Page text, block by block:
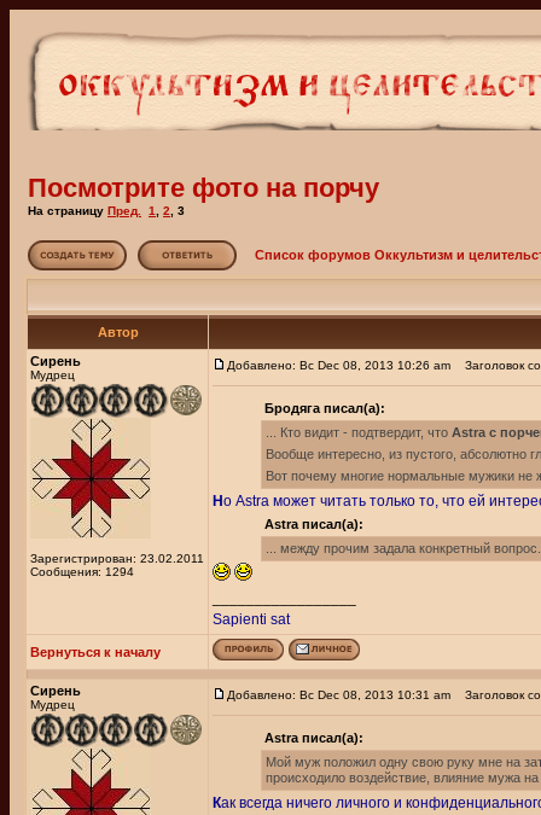
Посмотрите фото на порчу
На страницу Пред. 1 2 3
Список форумов Оккультизм и
Автор
Сирень
Мудрец
Зарегистрирован: 23.02.2011
Сообщения: 1294
Добавлено: Вс Dec 08, 2013 10:26 am Заголовок
Бродяга писал(а):
... Кто видит - подтвердит, что Astra с
Вообще интересно, из пустого, абсолютно
Вот почему многие нормальные мужики не
Но Astra может читать только то, что ей
Astra писал(а):
... между прочим задала конкретный вопрос.
Sapienti sat
Вернуться к началу
Сирень
Мудрец
Добавлено: Вс Dec 08, 2013 10:31 am Заголовок
Astra писал(а):
Мой муж положил одну свою руку мне на
происходило воздействие, влияние мужа
Как всегда ничего личного и